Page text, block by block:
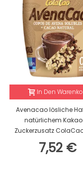
In Den
Avenacao lösliche
natürlichem Kakao
Zuckerzusatz
7,52 €